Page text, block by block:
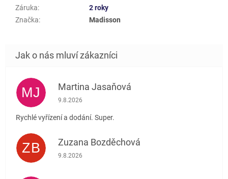
Záruka:
2 roky
Značka: Madisson
MJ Martina Jasaňová
Hodnocení obchodu je 5 z 5 hvězdiček.
9.8.2026
Rychlé vyřízení a dodání. Super.
ZB Zuzana Bozděchová
Hodnocení obchodu je 5 z 5 hvězdiček.
9.8.2026